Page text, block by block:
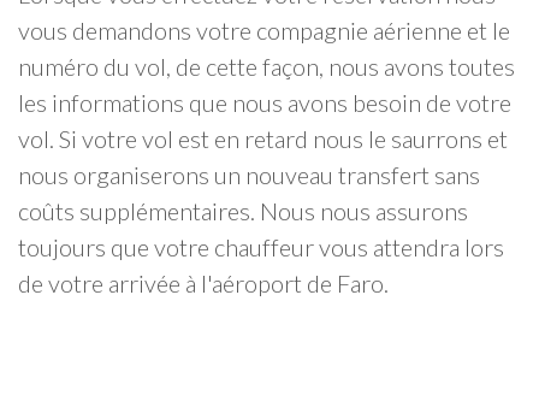
vous demandons votre compagnie aérienne et le
numéro du vol, de cette façon, nous avons toutes
les informations que nous avons besoin de votre
vol. Si votre vol est en retard nous le saurrons et
nous organiserons un nouveau transfert sans
coûts supplémentaires. Nous nous assurons
toujours que votre chauffeur vous attendra lors
de votre arrivée à l'aéroport de Faro.